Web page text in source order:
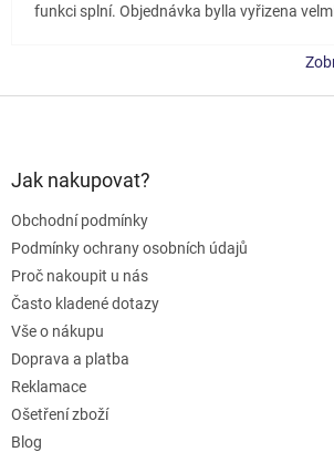
funkci splní. Objednávka bylla vyřizena
Jak nakupovat?
Obchodní podmínky
Podmínky ochrany osobních údajů
Proč nakoupit u nás
Často kladené dotazy
Vše o nákupu
Doprava a platba
Reklamace
Ošetření zboží
Blog